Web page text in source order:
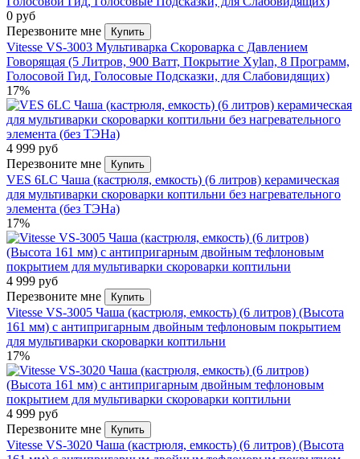
0 руб
Перезвоните мне
Купить
Vitesse VS-3003 Мультиварка Скороварка с Давлением
Говорящая (5 Литров, 900 Ватт, Покрытие Xylan, 8 Программ,
Голосовой Гид, Голосовые Подсказки, для Слабовидящих)
17%
4 999 руб
Перезвоните мне
Купить
VES 6LC Чаша (кастрюля, емкость) (6 литров) керамическая
для мультиварки скороварки коптильни без нагревательного
элемента (без ТЭНа)
17%
4 999 руб
Перезвоните мне
Купить
Vitesse VS-3005 Чаша (кастрюля, емкость) (6 литров) (Высота
161 мм) с антипригарным двойным тефлоновым покрытием
для мультиварки скороварки коптильни
17%
4 999 руб
Перезвоните мне
Купить
Vitesse VS-3020 Чаша (кастрюля, емкость) (6 литров) (Высота